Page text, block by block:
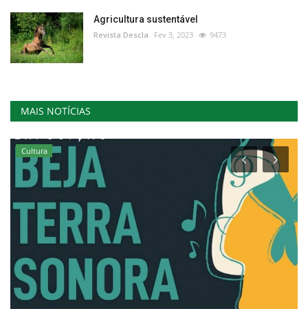
Agricultura sustentável
Revista Descla Fev 3, 2023 9473
MAIS NOTÍCIAS
Cultura